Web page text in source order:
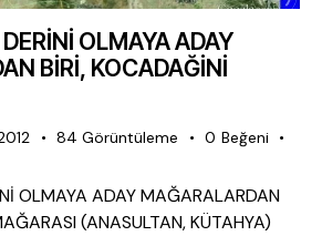
OLMAYA ADAY
BİRİ, KOCADAĞİNİ
84 Görüntüleme 0 Beğeni
OLMAYA ADAY MAĞARALARDAN
(ANASULTAN, KÜTAHYA)